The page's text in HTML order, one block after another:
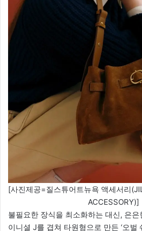
[사진제공=질스튜어트뉴욕 액세서리
ACCESSORY)]
불필요한 장식을 최소화하는 대신, 은
이니셜 J를 겹쳐 타원형으로 만든 ‘오벌